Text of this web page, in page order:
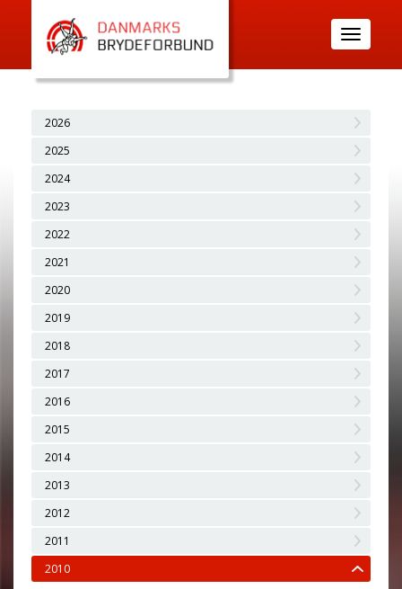
Toggle
navigation
2026
2025
2024
2023
2022
2021
2020
2019
2018
2017
2016
2015
2014
2013
2012
2011
2010